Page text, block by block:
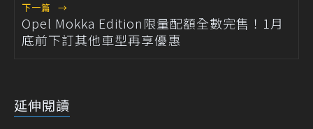
下一篇 →
Opel Mokka Edition限量配額全數完售！1月
底前下訂其他車型再享優惠
延伸閱讀